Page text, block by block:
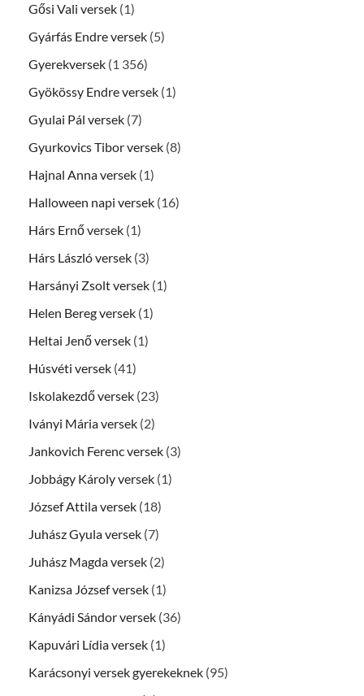
Gősi Vali versek (1)
Gyárfás Endre versek (5)
Gyerekversek (1 356)
Gyökössy Endre versek (1)
Gyulai Pál versek (7)
Gyurkovics Tibor versek (8)
Hajnal Anna versek (1)
Halloween napi versek (16)
Hárs Ernő versek (1)
Hárs László versek (3)
Harsányi Zsolt versek (1)
Helen Bereg versek (1)
Heltai Jenő versek (1)
Húsvéti versek (41)
Iskolakezdő versek (23)
Iványi Mária versek (2)
Jankovich Ferenc versek (3)
Jobbágy Károly versek (1)
József Attila versek (18)
Juhász Gyula versek (7)
Juhász Magda versek (2)
Kanizsa József versek (1)
Kányádi Sándor versek (36)
Kapuvári Lídia versek (1)
Karácsonyi versek gyerekeknek (95)